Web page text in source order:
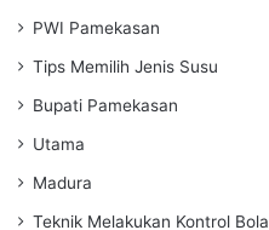
PWI Pamekasan
Tips Memilih Jenis Susu
Bupati Pamekasan
Utama
Madura
Teknik Melakukan Kontrol Bola